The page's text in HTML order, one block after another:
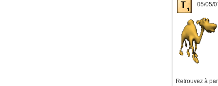
05/05/
Retrouvez à